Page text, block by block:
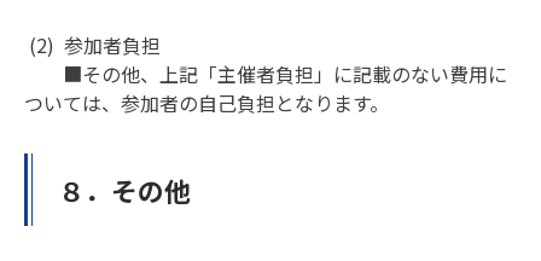
(2) 参加者負担
■その他、上記「主催者負担」に記載のない費用に
ついては、参加者の自己負担となります。
８．その他